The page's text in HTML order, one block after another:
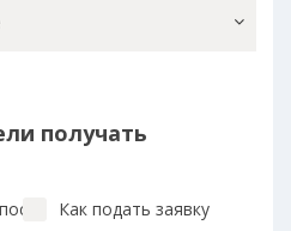
получать
учебы
Как подать заявку